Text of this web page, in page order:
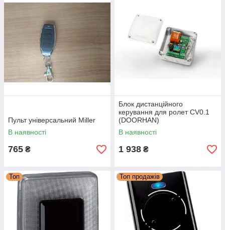
Пульт універсальний Miller
В наявності
765 ₴
Блок дистанційного
керування для ролет СV0.1
(DOORHAN)
В наявності
1 938 ₴
Топ Топ продажів